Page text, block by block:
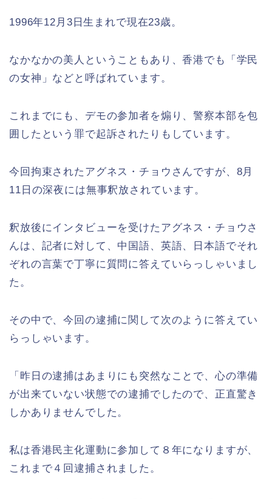
1996年12月3日生まれで現在23歳。
なかなかの美人ということもあり、香港でも「学民
の女神」などと呼ばれています。
これまでにも、デモの参加者を煽り、警察本部を包
囲したという罪で起訴されたりもしています。
今回拘束されたアグネス・チョウさんですが、8月
11日の深夜には無事釈放されています。
釈放後にインタビューを受けたアグネス・チョウさ
んは、記者に対して、中国語、英語、日本語でそれ
ぞれの言葉で丁寧に質問に答えていらっしゃいまし
た。
その中で、今回の逮捕に関して次のように答えてい
らっしゃいます。
「昨日の逮捕はあまりにも突然なことで、心の準備
が出来ていない状態での逮捕でしたので、正直驚き
しかありませんでした。
私は香港民主化運動に参加して８年になりますが、
これまで４回逮捕されました。